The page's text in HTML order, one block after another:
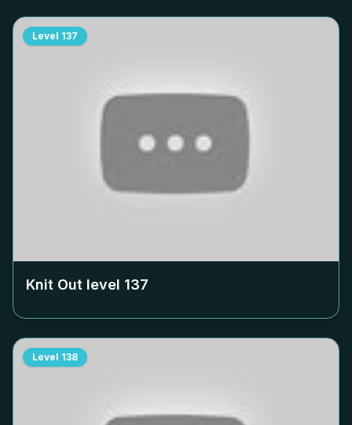
Level 137
Knit Out level 137
Level 138